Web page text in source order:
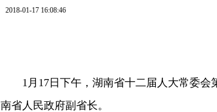
2018-01-17 16:08:46
1月17日下午，湖南省十二届人大常委会
南省人民政府副省长。